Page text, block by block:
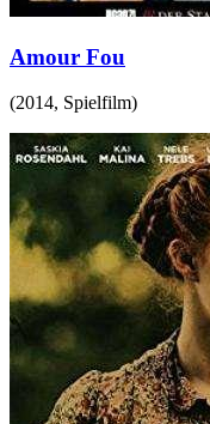
Amour Fou
(2014, Spielfilm)